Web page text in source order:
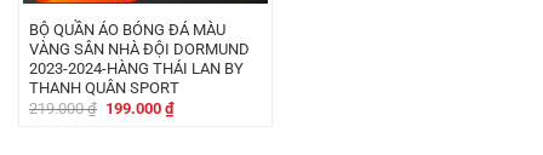
BỘ QUẦN ÁO BÓNG ĐÁ MÀU
VÀNG SÂN NHÀ ĐỘI DORMUND
2023-2024-HÀNG THÁI LAN BY
THANH QUÂN SPORT
219.000₫ Giá
199.000 ₫Giá
hiện